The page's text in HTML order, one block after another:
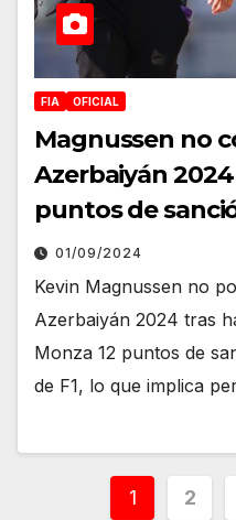
FIA OFICIAL
Magnussen no
Azerbaiyán
puntos de
01/09/2024
Kevin Magnussen no
Azerbaiyán 2024 tras
Monza 12 puntos de
de F1, lo que implica
1 2